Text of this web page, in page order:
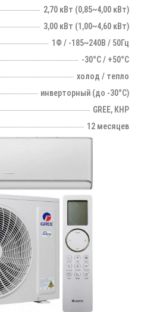
2,70 кВт (0,85~4,00 кВт)
3,00 кВт (1,00~4,60 кВт)
1Ф / -185~240В / 50Гц
-30°С / +50°С
холод / тепло
инверторный (до -30°С)
GREE, КНР
12 месяцев